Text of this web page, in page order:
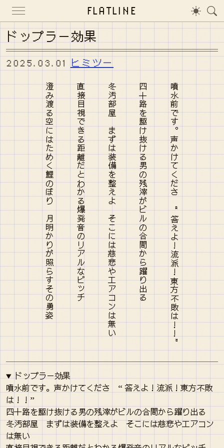
FLATLINE
ドップラー効果
2025.03.01 ヒミツー
噴水前です。声かけてくださ “ 答えよ！流派！東方不敗は！！”
四十路を駆け抜ける男の残滓がビルの合間から躍り出る
冬汚部屋 まずは装備を整えよ そこには慈悲やエアコンは無い
直接目視できる距離だとわかる爆発音のリアルなピッチ
澄み渡る空にはためく鯉のぼり 月明かりが照らすその勇姿
ドップラー効果
噴水前です。声かけてくださ “ 答えよ！流派！東方不敗
は！！”
四十路を駆け抜ける男の残滓がビルの合間から躍り出る
冬汚部屋 まずは装備を整えよ そこには慈悲やエアコン
は無い